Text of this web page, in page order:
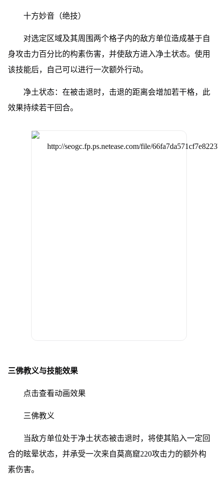
十方妙音（绝技）
对选定区域及其周围两个格子内的敌方单位造成基于自
身攻击力百分比的构素伤害，并使敌方进入净土状态。使用
该技能后，自己可以进行一次额外行动。
净土状态：在被击退时，击退的距离会增加若干格，此
效果持续若干回合。
三佛教义与技能效果
点击查看动画效果
三佛教义
当敌方单位处于净土状态被击退时，将使其陷入一定回
合的眩晕状态，并承受一次来自莫高窟220攻击力的额外构
素伤害。